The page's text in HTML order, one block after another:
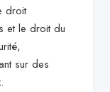
droit
et le droit du
sur des